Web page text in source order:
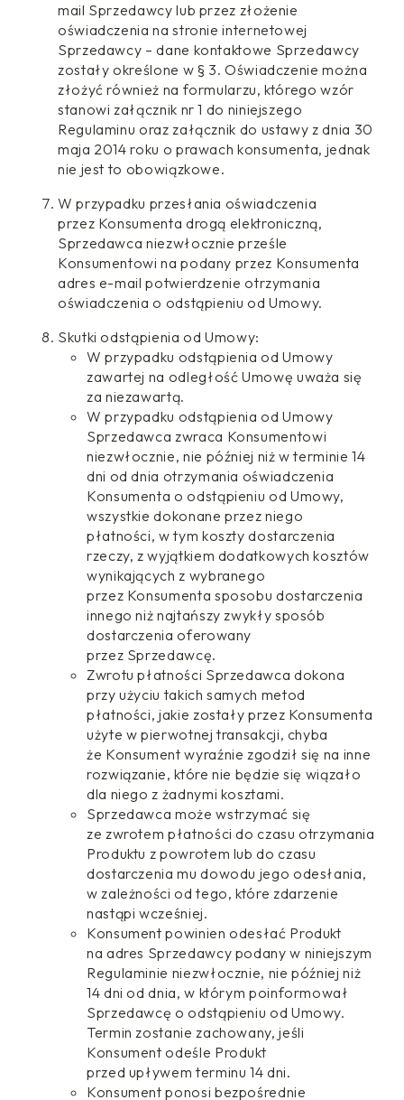
mail Sprzedawcy lub przez złożenie
oświadczenia na stronie internetowej
Sprzedawcy – dane kontaktowe Sprzedawcy
zostały określone w § 3. Oświadczenie można
złożyć również na formularzu, którego wzór
stanowi załącznik nr 1 do niniejszego
Regulaminu oraz załącznik do ustawy z dnia 30
maja 2014 roku o prawach konsumenta, jednak
nie jest to obowiązkowe.
W przypadku przesłania oświadczenia
przez Konsumenta drogą elektroniczną,
Sprzedawca niezwłocznie prześle
Konsumentowi na podany przez Konsumenta
adres e-mail potwierdzenie otrzymania
oświadczenia o odstąpieniu od Umowy.
Skutki odstąpienia od Umowy:
W przypadku odstąpienia od Umowy
zawartej na odległość Umowę uważa się
za niezawartą.
W przypadku odstąpienia od Umowy
Sprzedawca zwraca Konsumentowi
niezwłocznie, nie później niż w terminie 14
dni od dnia otrzymania oświadczenia
Konsumenta o odstąpieniu od Umowy,
wszystkie dokonane przez niego
płatności, w tym koszty dostarczenia
rzeczy, z wyjątkiem dodatkowych kosztów
wynikających z wybranego
przez Konsumenta sposobu dostarczenia
innego niż najtańszy zwykły sposób
dostarczenia oferowany
przez Sprzedawcę.
Zwrotu płatności Sprzedawca dokona
przy użyciu takich samych metod
płatności, jakie zostały przez Konsumenta
użyte w pierwotnej transakcji, chyba
że Konsument wyraźnie zgodził się na inne
rozwiązanie, które nie będzie się wiązało
dla niego z żadnymi kosztami.
Sprzedawca może wstrzymać się
ze zwrotem płatności do czasu otrzymania
Produktu z powrotem lub do czasu
dostarczenia mu dowodu jego odesłania,
w zależności od tego, które zdarzenie
nastąpi wcześniej.
Konsument powinien odesłać Produkt
na adres Sprzedawcy podany w niniejszym
Regulaminie niezwłocznie, nie później niż
14 dni od dnia, w którym poinformował
Sprzedawcę o odstąpieniu od Umowy.
Termin zostanie zachowany, jeśli
Konsument odeśle Produkt
przed upływem terminu 14 dni.
Konsument ponosi bezpośrednie